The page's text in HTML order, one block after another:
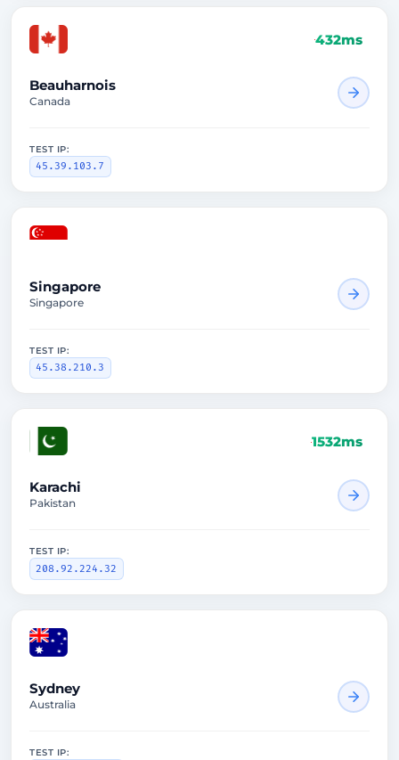
432ms
Beauharnois
Canada
TEST IP:
45.39.103.7
Singapore
Singapore
TEST IP:
45.38.210.3
1532ms
Karachi
Pakistan
TEST IP:
208.92.224.32
Sydney
Australia
TEST IP: